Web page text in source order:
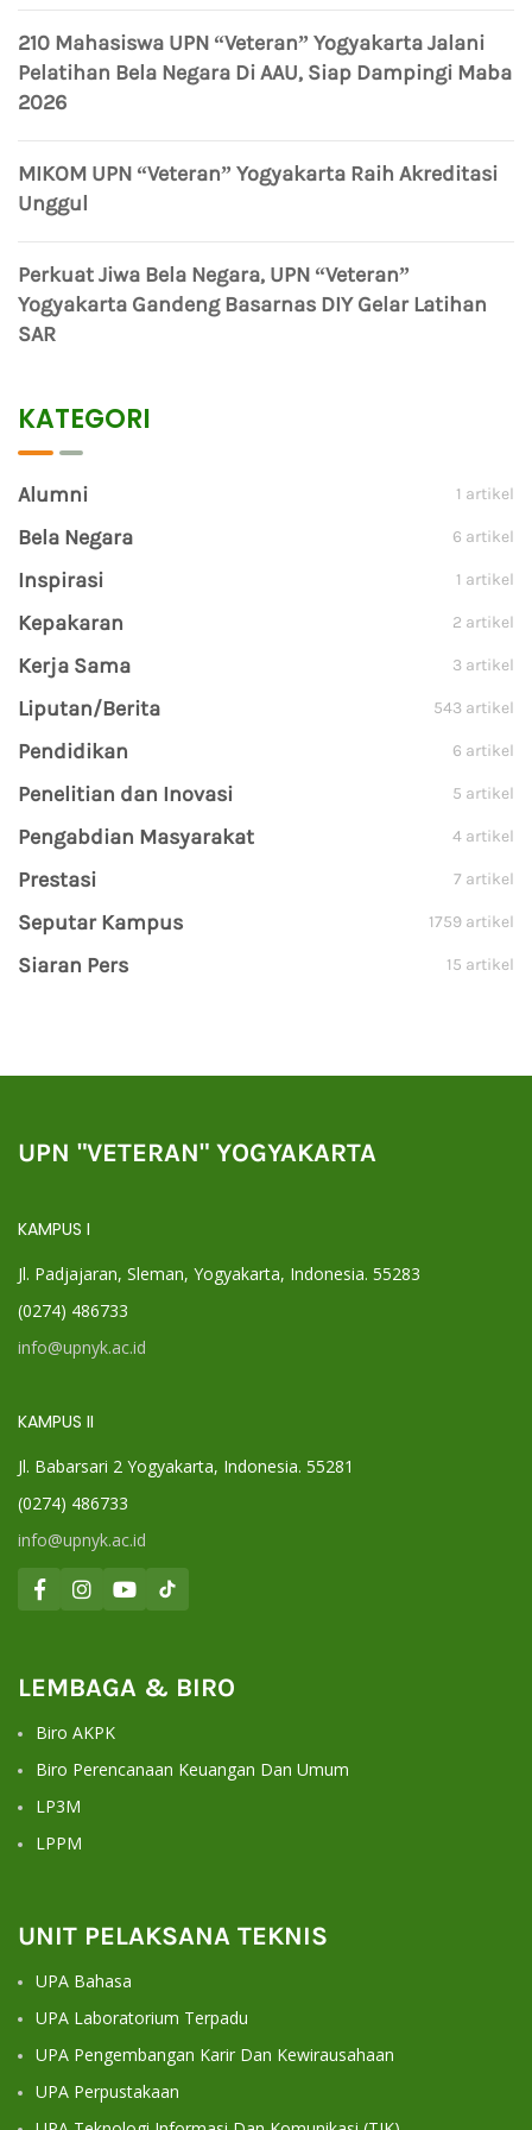
210 Mahasiswa UPN “Veteran” Yogyakarta Jalani
Pelatihan Bela Negara Di AAU, Siap Dampingi Maba
2026
MIKOM UPN “Veteran” Yogyakarta Raih Akreditasi
Unggul
Perkuat Jiwa Bela Negara, UPN “Veteran”
Yogyakarta Gandeng Basarnas DIY Gelar Latihan
SAR
KATEGORI
Alumni 1 artikel
Bela Negara 6 artikel
Inspirasi 1 artikel
Kepakaran 2 artikel
Kerja Sama 3 artikel
Liputan/Berita 543 artikel
Pendidikan 6 artikel
Penelitian dan Inovasi 5 artikel
Pengabdian Masyarakat 4 artikel
Prestasi 7 artikel
Seputar Kampus 1759 artikel
Siaran Pers 15 artikel
UPN "VETERAN" YOGYAKARTA
KAMPUS I
Jl. Padjajaran, Sleman, Yogyakarta, Indonesia. 55283
(0274) 486733
info@upnyk.ac.id
KAMPUS II
Jl. Babarsari 2 Yogyakarta, Indonesia. 55281
(0274) 486733
info@upnyk.ac.id
LEMBAGA & BIRO
Biro AKPK
Biro Perencanaan Keuangan Dan Umum
LP3M
LPPM
UNIT PELAKSANA TEKNIS
UPA Bahasa
UPA Laboratorium Terpadu
UPA Pengembangan Karir Dan Kewirausahaan
UPA Perpustakaan